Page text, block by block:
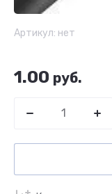
Артикул: нет
1.00 руб.